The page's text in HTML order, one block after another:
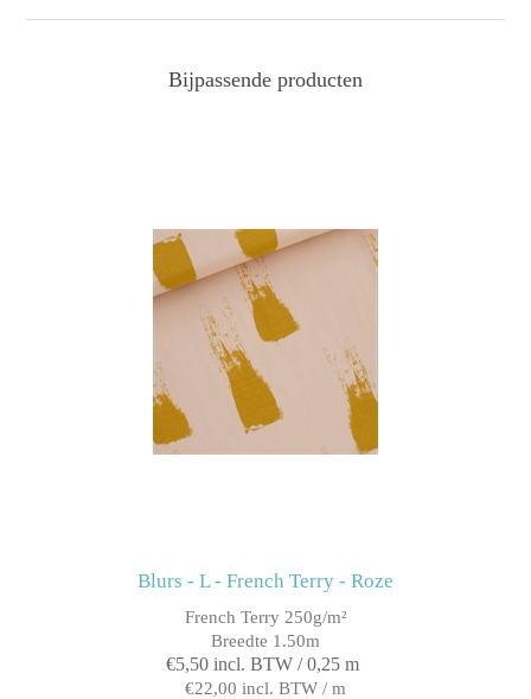
Bijpassende producten
Blurs - L - French Terry - Roze
French Terry 250g/m²
Breedte 1.50m
€5,50 incl. BTW / 0,25 m
€22,00 incl. BTW / m